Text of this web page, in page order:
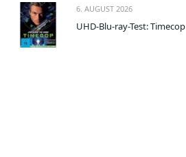
6. AUGUST 2026
UHD-Blu-ray-Test: Timecop